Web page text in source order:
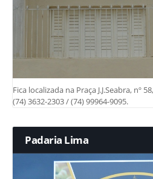
Fica localizada na Praça J.J.Seabra, nº
(74) 3632-2303 / (74) 99964-9095.
Padaria Lima